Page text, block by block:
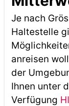
Je nach
Haltestelle
anreisen
der
Ihnen unter
Verfügung